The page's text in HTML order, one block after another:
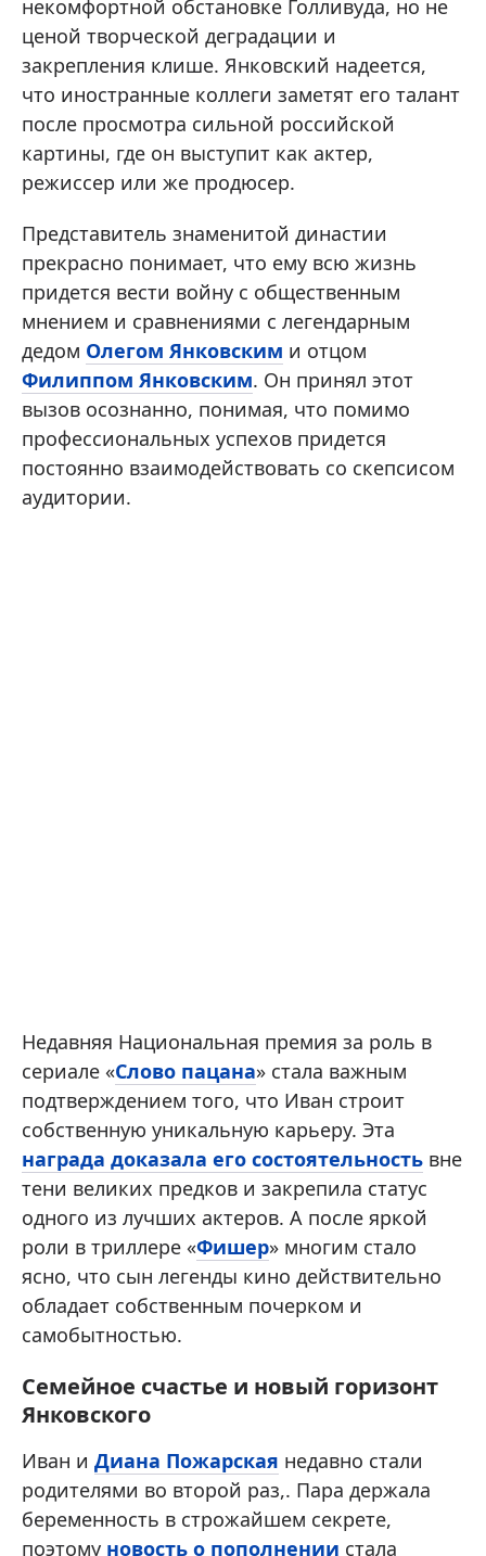
некомфортной обстановке Голливуда, но не
ценой творческой деградации и
закрепления клише. Янковский надеется,
что иностранные коллеги заметят его талант
после просмотра сильной российской
картины, где он выступит как актер,
режиссер или же продюсер.
Представитель знаменитой династии
прекрасно понимает, что ему всю жизнь
придется вести войну с общественным
мнением и сравнениями с легендарным
дедом Олегом Янковским и отцом
Филиппом Янковским. Он принял этот
вызов осознанно, понимая, что помимо
профессиональных успехов придется
постоянно взаимодействовать со скепсисом
аудитории.
Недавняя Национальная премия за роль в
сериале «Слово пацана» стала важным
подтверждением того, что Иван строит
собственную уникальную карьеру. Эта
награда доказала его состоятельность вне
тени великих предков и закрепила статус
одного из лучших актеров. А после яркой
роли в триллере «Фишер» многим стало
ясно, что сын легенды кино действительно
обладает собственным почерком и
самобытностью.
Семейное счастье и новый горизонт
Янковского
Иван и Диана Пожарская недавно стали
родителями во второй раз,. Пара держала
беременность в строжайшем секрете,
поэтому новость о пополнении стала